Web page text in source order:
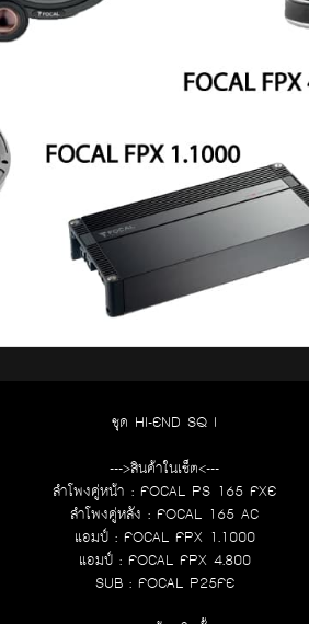
ชุด HI-END SQ I
--->สินค้าในเซ็ต<---
ลำโพงคู่หน้า : FOCAL PS 165 FXE
ลำโพงคู่หลัง : FOCAL 165 AC
แอมป์ : FOCAL FPX 1.1000
แอมป์ : FOCAL FPX 4.800
SUB : FOCAL P25FE